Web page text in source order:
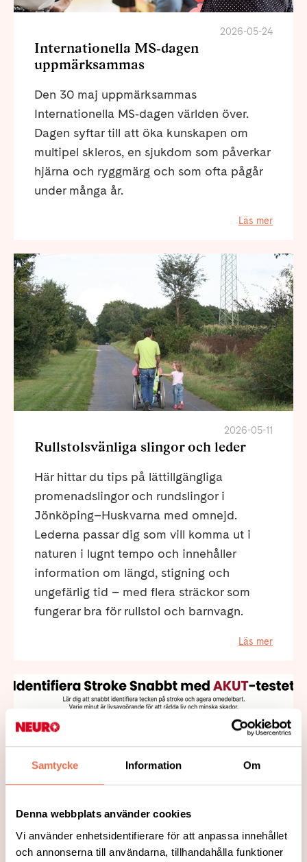
Samtycke Information Om
Denna webbplats använder cookies
Vi använder enhetsidentifierare för att anpassa innehållet
och annonserna till användarna, tillhandahålla funktioner
2026-05-24
Internationella MS‑dagen
uppmärksammas
Den 30 maj uppmärksammas
Internationella MS‑dagen världen över.
Dagen syftar till att öka kunskapen om
multipel skleros, en sjukdom som påverkar
hjärna och ryggmärg och som ofta pågår
under många år.
Läs mer
2026-05-11
Rullstolsvänliga slingor och leder
Här hittar du tips på lättillgängliga
promenadslingor och rundslingor i
Jönköping–Huskvarna med omnejd.
Lederna passar dig som vill komma ut i
naturen i lugnt tempo och innehåller
information om längd, stigning och
ungefärlig tid – med flera sträckor som
fungerar bra för rullstol och barnvagn.
Läs mer
2026-05-04